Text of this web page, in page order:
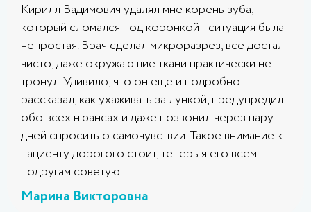
Кирилл Вадимович удалял мне корень зуба,
который сломался под коронкой - ситуация была
непростая. Врач сделал микроразрез, все достал
чисто, даже окружающие ткани практически не
тронул. Удивило, что он еще и подробно
рассказал, как ухаживать за лункой, предупредил
обо всех нюансах и даже позвонил через пару
дней спросить о самочувствии. Такое внимание к
пациенту дорогого стоит, теперь я его всем
подругам советую.
Марина Викторовна